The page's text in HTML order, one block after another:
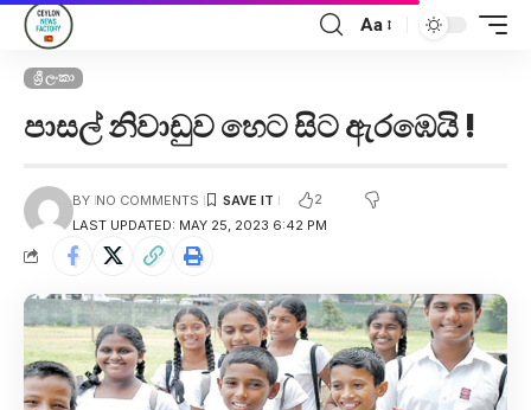
Aa
ශ්‍රී ලංකා
පාසල් නිවාඩුව හෙට සිට ඇරඹෙයි !
LAST UPDATED: MAY 25, 2023 6:42 PM
BY NO COMMENTS 2